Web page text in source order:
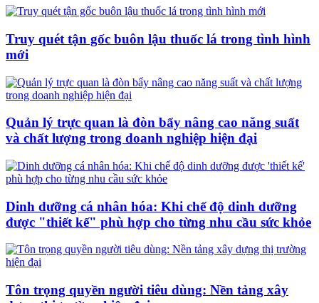
Truy quét tận gốc buôn lậu thuốc lá trong tình hình
mới
Quản lý trực quan là đòn bẩy nâng cao năng suất
và chất lượng trong doanh nghiệp hiện đại
Dinh dưỡng cá nhân hóa: Khi chế độ dinh dưỡng
được "thiết kế" phù hợp cho từng nhu cầu sức khỏe
Tôn trọng quyền người tiêu dùng: Nền tảng xây